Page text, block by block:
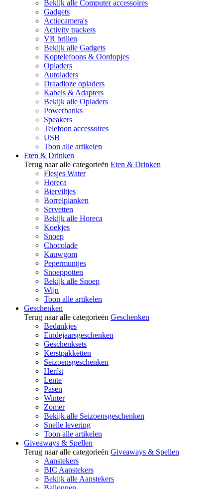
Bekijk alle Computer accessoires
Gadgets
Actiecamera's
Activity trackers
VR brillen
Bekijk alle Gadgets
Koptelefoons & Oordopjes
Opladers
Autoladers
Draadloze opladers
Kabels & Adapters
Bekijk alle Opladers
Powerbanks
Speakers
Telefoon accessoires
USB
Toon alle artikelen
Eten & Drinken
Terug naar alle categorieën Eten & Drinken
Flesjes Water
Horeca
Bierviltjes
Borrelplanken
Servetten
Bekijk alle Horeca
Koekjes
Snoep
Chocolade
Kauwgom
Pepermuntjes
Snoeppotten
Bekijk alle Snoep
Wijn
Toon alle artikelen
Geschenken
Terug naar alle categorieën Geschenken
Bedankjes
Eindejaarsgeschenken
Geschenksets
Kerstpakketten
Seizoensgeschenken
Herfst
Lente
Pasen
Winter
Zomer
Bekijk alle Seizoensgeschenken
Snelle levering
Toon alle artikelen
Giveaways & Spellen
Terug naar alle categorieën Giveaways & Spellen
Aanstekers
BIC Aanstekers
Bekijk alle Aanstekers